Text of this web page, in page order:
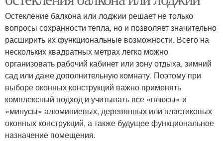
Остекление балкона или лоджии решает не только
вопросы сохранности тепла, но и позволяет значительно
расширить их функциональные возможности. Всего на
нескольких квадратных метрах легко можно
организовать рабочий кабинет или зону отдыха, зимний
сад или даже дополнительную комнату. Поэтому при
выборе оконных конструкций важно применять
комплексный подход и учитывать все «плюсы» и
«минусы» алюминиевых, деревянных или пластиковых
оконных конструкций, а также будущее функциональное
назначение помещения.